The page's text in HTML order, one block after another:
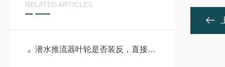
RELATED ARTICLES
潜水推流器叶轮是否装反，直接关系到设备运行效果